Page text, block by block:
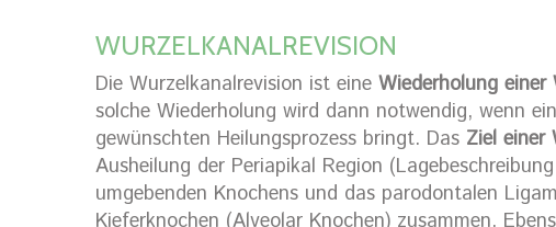
WURZELKANALREVISION
Die Wurzelkanalrevision ist eine Wiederholung
solche Wiederholung wird dann notwendig, wenn
gewünschten Heilungsprozess bringt. Das Ziel einer
Ausheilung der Periapikal Region
umgebenden Knochens und das parodontalen